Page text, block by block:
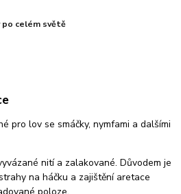
po celém světě
pro lov se smáčky, nymfami a dalšími
nití a zalakované. Důvodem je
na háčku a zajištění aretace